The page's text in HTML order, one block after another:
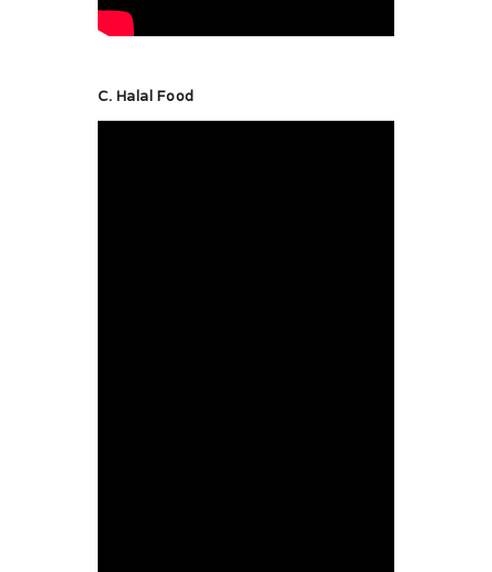
C. Halal Food